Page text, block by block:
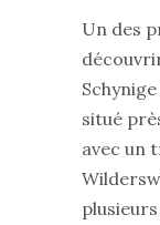
Un des
situé
avec un